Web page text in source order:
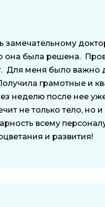
замечательному
она была решена.
Для меня было важно
грамотные и
неделю после нее
не только тело,
всему
и развития!